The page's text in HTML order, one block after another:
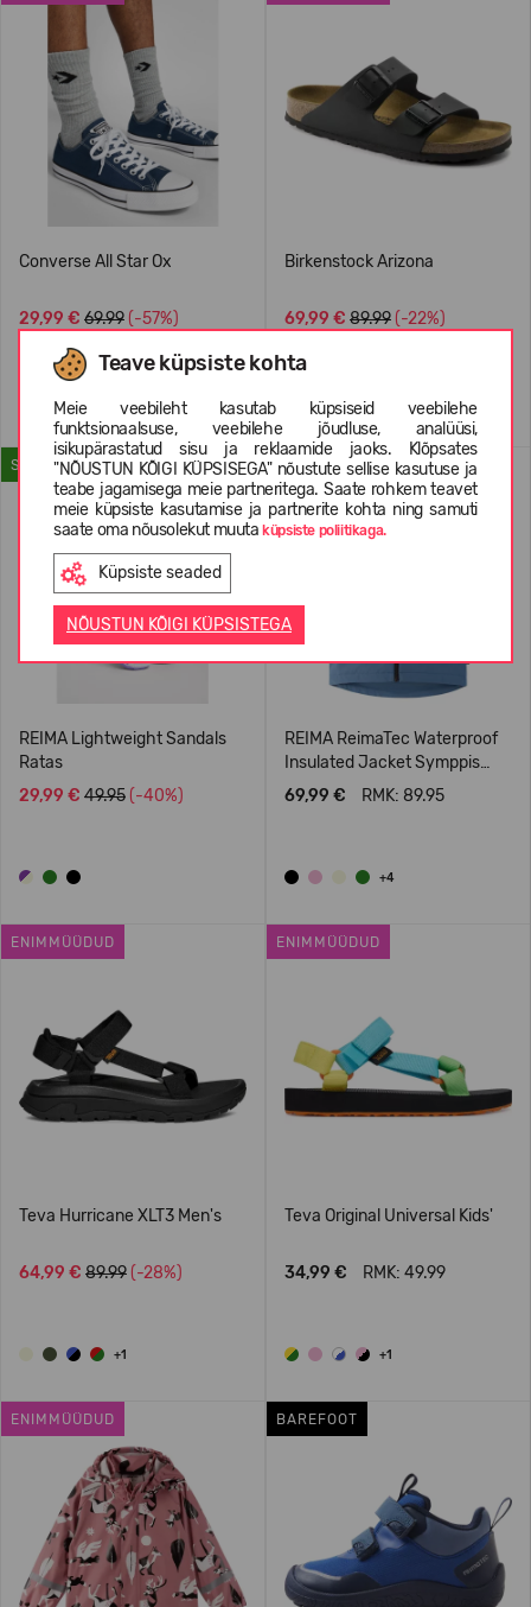
Teave küpsiste kohta
Meie veebileht kasutab küpsiseid veebilehe
funktsionaalsuse, veebilehe jõudluse, analüüsi,
isikupärastatud sisu ja reklaamide jaoks. Klõpsates
"NÕUSTUN KÕIGI KÜPSISEGA" nõustute sellise kasutuse ja
teabe jagamisega meie partneritega. Saate rohkem teavet
meie küpsiste kasutamise ja partnerite kohta ning samuti
saate oma nõusolekut muutaküpsiste poliitikaga.
Küpsiste seaded
NÕUSTUN KÕIGI KÜPSISTEGA
Converse All Star Ox
29,99 € 69.99 (-57%)
Birkenstock Arizona
69,99 € 89.99 (-22%)
SUVEKS
REIMA Lightweight Sandals
Ratas
29,99 € 49.95 (-40%)
WATERPROOF
REIMA ReimaTec Waterproof
Insulated Jacket Symppis
5100045B
69,99 € RMK: 89.95
+4
ENIMMÜÜDUD
Teva Hurricane XLT3 Men's
64,99 € 89.99 (-28%)
+1
ENIMMÜÜDUD
Teva Original Universal Kids'
34,99 € RMK: 49.99
+1
ENIMMÜÜDUD BAREFOOT